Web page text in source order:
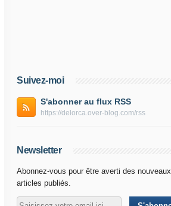
Suivez-moi
S'abonner au flux RSS
https://delorca.over-blog.com/rss
Newsletter
Abonnez-vous pour être averti des nouveaux
articles publiés.